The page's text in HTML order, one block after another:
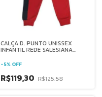
CALÇA D. PUNTO UNISSEX
INFANTIL REDE SALESIANA
-5% OFF
R$119,30 R$125,58